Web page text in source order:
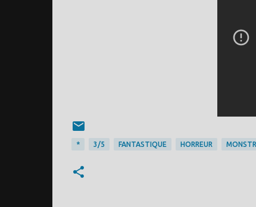
* 3/5 FANTASTIQUE HORREUR